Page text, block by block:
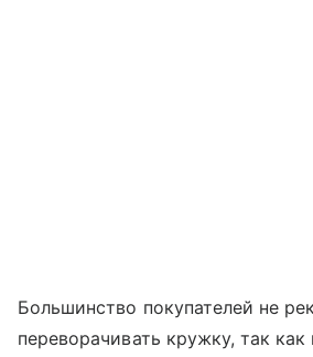
Большинство покупателей не
переворачивать кружку, так